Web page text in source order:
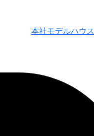
本社モデルハウス